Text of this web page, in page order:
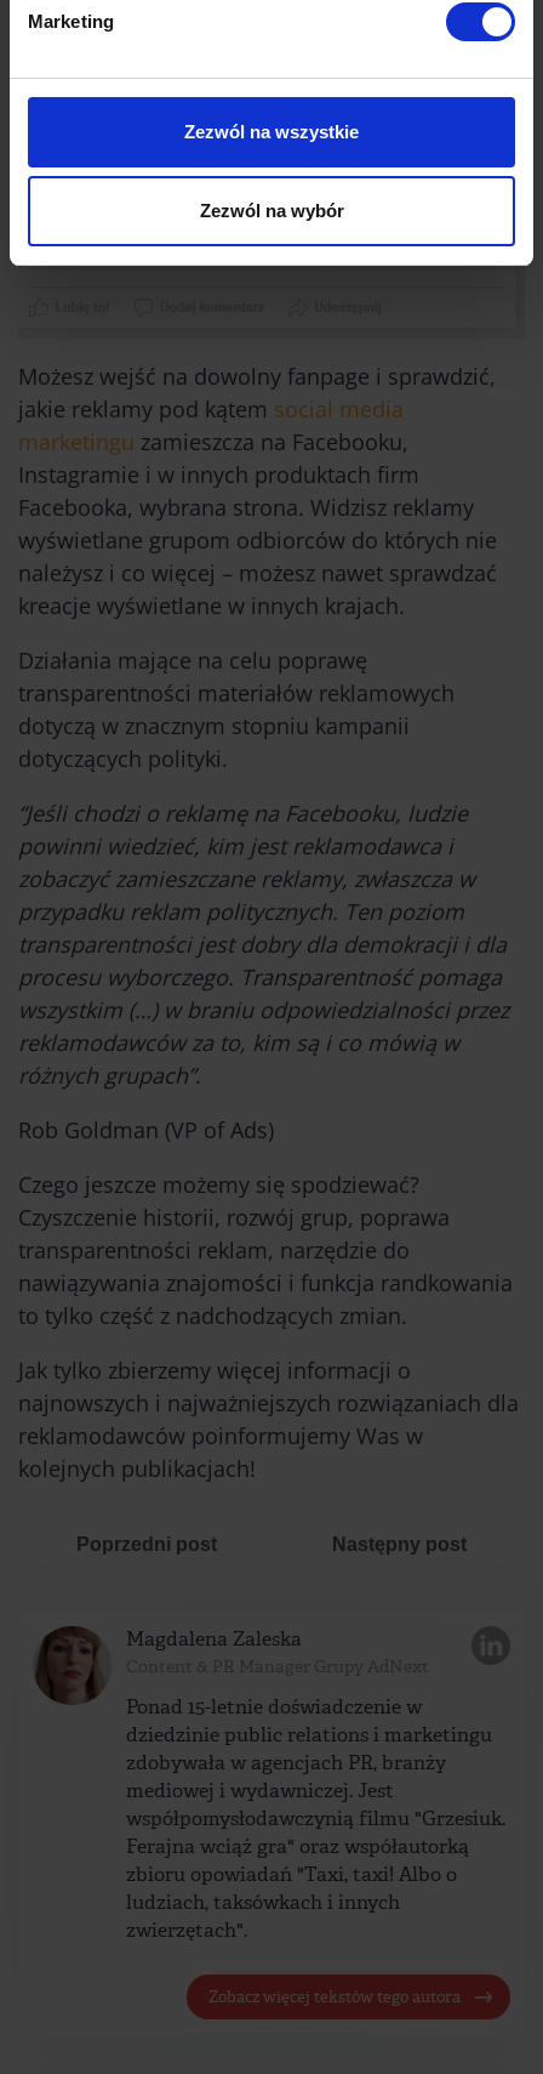
Marketing
Zezwól na wszystkie
Zezwól na wybór
Możesz wejść na dowolny fanpage i sprawdzić,
jakie reklamy pod kątem social media
marketingu zamieszcza na Facebooku,
Instagramie i w innych produktach firm
Facebooka, wybrana strona. Widzisz reklamy
wyświetlane grupom odbiorców do których nie
należysz i co więcej – możesz nawet sprawdzać
kreacje wyświetlane w innych krajach.
Działania mające na celu poprawę
transparentności materiałów reklamowych
dotyczą w znacznym stopniu kampanii
dotyczących polityki.
“Jeśli chodzi o reklamę na Facebooku, ludzie
powinni wiedzieć, kim jest reklamodawca i
zobaczyć zamieszczane reklamy, zwłaszcza w
przypadku reklam politycznych. Ten poziom
transparentności jest dobry dla demokracji i dla
procesu wyborczego. Transparentność pomaga
wszystkim (…) w braniu odpowiedzialności przez
reklamodawców za to, kim są i co mówią w
różnych grupach”.
Rob Goldman (VP of Ads)
Czego jeszcze możemy się spodziewać?
Czyszczenie historii, rozwój grup, poprawa
transparentności reklam, narzędzie do
nawiązywania znajomości i funkcja randkowania
to tylko część z nadchodzących zmian.
Jak tylko zbierzemy więcej informacji o
najnowszych i najważniejszych rozwiązaniach dla
reklamodawców poinformujemy Was w
kolejnych publikacjach!
Poprzedni post Następny post
Magdalena Zaleska
Ponad 15-letnie doświadczenie w
dziedzinie public relations i marketingu
zdobywała w agencjach PR, branży
mediowej i wydawniczej. Jest
współpomysłodawczynią filmu "Grzesiuk.
Ferajna wciąż gra" oraz współautorką
zbioru opowiadań "Taxi, taxi! Albo o
ludziach, taksówkach i innych
zwierzętach".
Zobacz więcej tekstów tego autora